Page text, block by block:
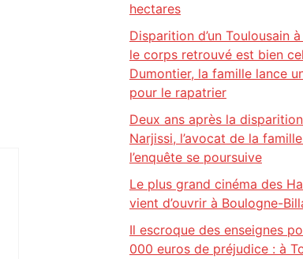
hectares
Disparition d’un Toulousain
le corps retrouvé est bien
Dumontier, la famille lance
pour le rapatrier
Deux ans après la
Narjissi, l’avocat de la
l’enquête se poursuive
Le plus grand cinéma des
vient d’ouvrir à Boulogne-
Il escroque des enseignes
000 euros de préjudice : à